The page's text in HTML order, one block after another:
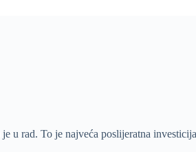
rad. To je najveća poslijeratna